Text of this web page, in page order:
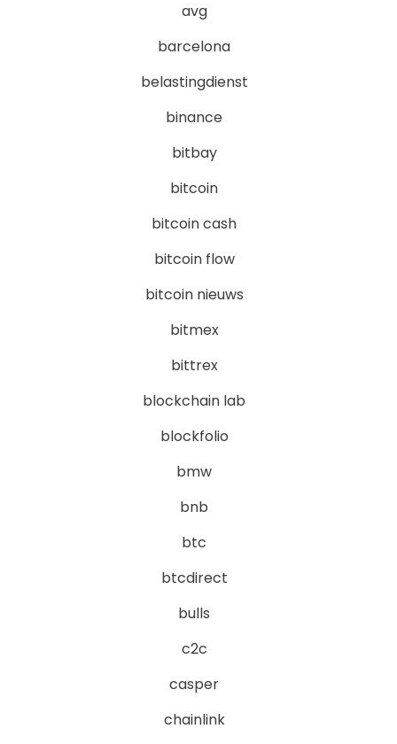
avg
barcelona
belastingdienst
binance
bitbay
bitcoin
bitcoin cash
bitcoin flow
bitcoin nieuws
bitmex
bittrex
blockchain lab
blockfolio
bmw
bnb
btc
btcdirect
bulls
c2c
casper
chainlink